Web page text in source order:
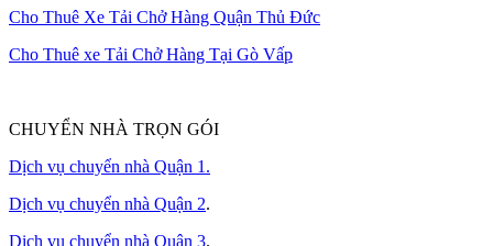
Cho Thuê Xe Tải Chở Hàng Quận Thủ Đức
Cho Thuê xe Tải Chở Hàng Tại Gò Vấp
CHUYỂN NHÀ TRỌN GÓI
Dịch vụ chuyển nhà Quận 1.
Dịch vụ chuyển nhà Quận 2.
Dịch vụ chuyển nhà Quận 3.